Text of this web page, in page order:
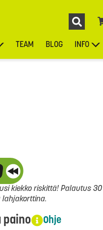
TEAM BLOG INFO
kiekko riskittä! Palautus
paino Ohje